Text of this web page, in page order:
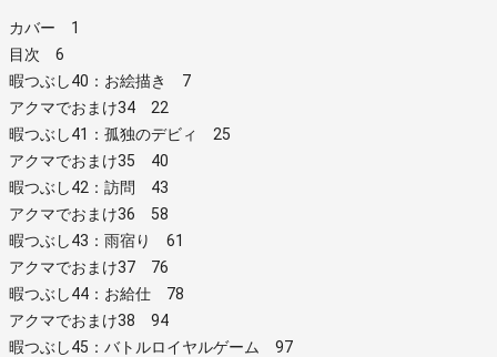
カバー 1
目次 6
暇つぶし40：お絵描き 7
アクマでおまけ34 22
暇つぶし41：孤独のデビィ 25
アクマでおまけ35 40
暇つぶし42：訪問 43
アクマでおまけ36 58
暇つぶし43：雨宿り 61
アクマでおまけ37 76
暇つぶし44：お給仕 78
アクマでおまけ38 94
暇つぶし45：バトルロイヤルゲーム 97